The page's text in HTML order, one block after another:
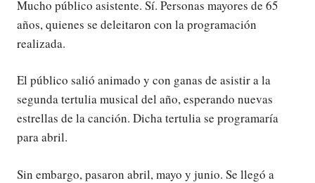
Mucho público asistente. Sí. Personas mayores de 65
años, quienes se deleitaron con la programación
realizada.
El público salió animado y con ganas de asistir a la
segunda tertulia musical del año, esperando nuevas
estrellas de la canción. Dicha tertulia se programaría
para abril.
Sin embargo, pasaron abril, mayo y junio. Se llegó a